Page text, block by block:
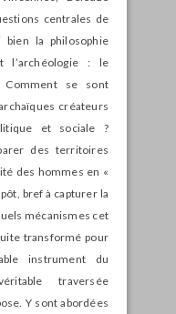
centrales de
bien la philosophie
l’archéologie : le
Comment se sont
créateurs
et sociale ?
des territoires
des hommes en «
bref à capturer la
mécanismes cet
transformé pour
instrument du
traversée
Y sont abordées